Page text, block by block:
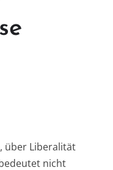
über Liberalität
nicht